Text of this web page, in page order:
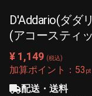
D'Addario(ダダ
(アコースティ
¥ 1,149 (税込)
加算ポイント： 53 pt
配送・送料